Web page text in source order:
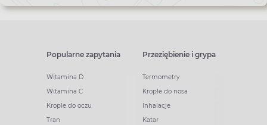
Popularne zapytania
Witamina D
Witamina C
Krople do oczu
Tran
Przeziębienie i grypa
Termometry
Krople do nosa
Inhalacje
Katar